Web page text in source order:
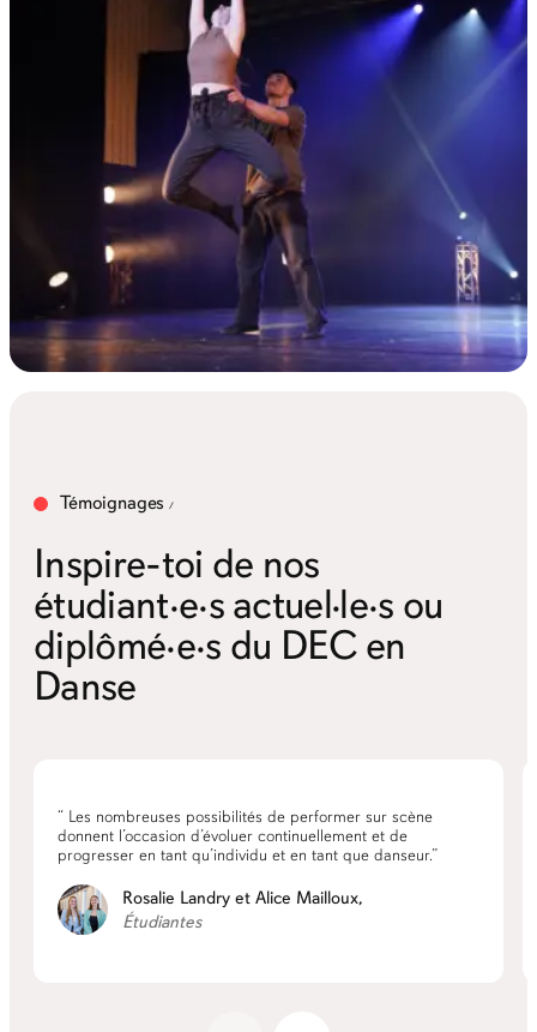
Témoignages
Inspire-toi de nos
étudiant·e·s actuel·le·s ou
diplômé·e·s du DEC en
Danse
“ Les nombreuses possibilités de performer sur scène
donnent l’occasion d’évoluer continuellement et de
progresser en tant qu’individu et en tant que danseur.”
Rosalie Landry et Alice Mailloux,
Étudiantes